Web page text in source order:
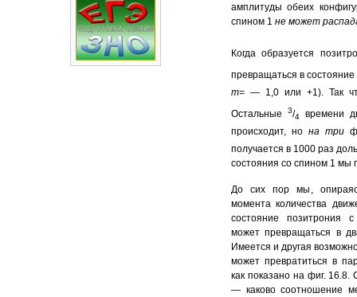
амплитуды обеих
спином 1 не может
Когда образуется
превращаться в
т= — 1,0 или +1). Так
Остальные
3/4
времени
происходит, нона три
получается в 1000 раз
состояния со спином 1 мы
До сих пор мы,
момента количества
состояние позитрония
может превращаться в
Имеется и другая
может превратиться в
как показано на фиг.
— каково соотношение